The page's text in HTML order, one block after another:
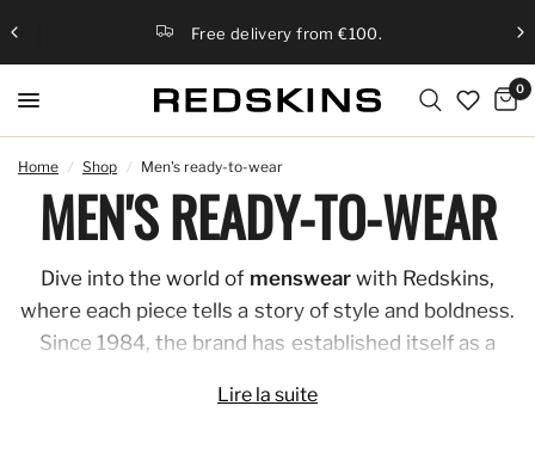
Free delivery from €100.
0
Home / Shop / Men's ready-to-wear
MEN'S READY-TO-WEAR
Dive into the world of menswearwith Redskins,
where each piece tells a story of style and boldness.
Since 1984, the brand has established itself as a
combining leather and textiles to create garments
Lire la suite